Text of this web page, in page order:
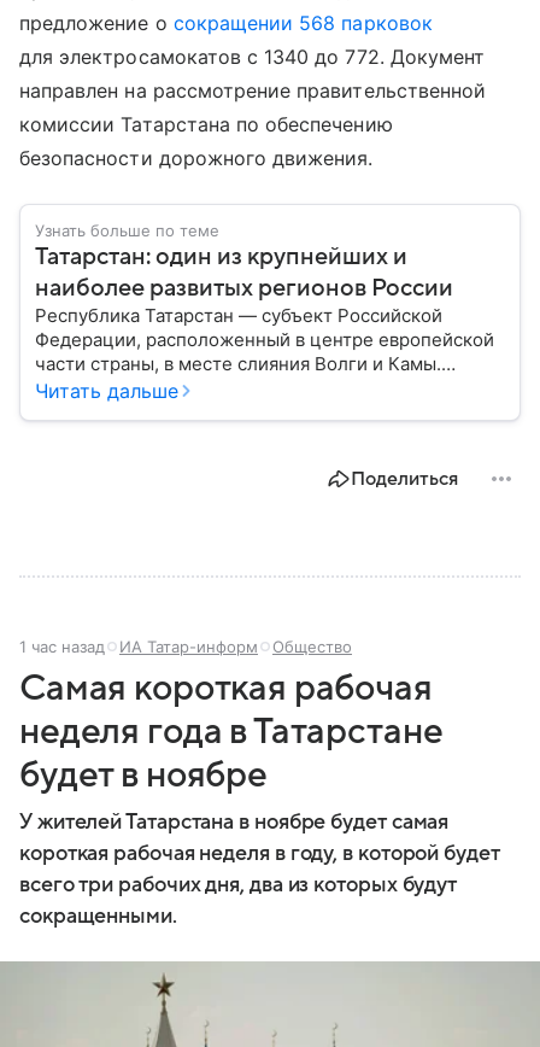
предложение о сокращении 568 парковок
для электросамокатов с 1340 до 772. Документ
направлен на рассмотрение правительственной
комиссии Татарстана по обеспечению
безопасности дорожного движения.
Узнать больше по теме
Татарстан: один из крупнейших и
наиболее развитых регионов России
Республика Татарстан — субъект Российской
Федерации, расположенный в центре европейской
части страны, в месте слияния Волги и Камы.
Регион считается одним из ведущих
наследием, многонациональным населением и
Читать дальше
Поделиться
1 час назад ИА Татар-информ Общество
Самая короткая рабочая
неделя года в Татарстане
будет в ноябре
У жителей Татарстана в ноябре будет самая
короткая рабочая неделя в году, в которой будет
всего три рабочих дня, два из которых будут
сокращенными.